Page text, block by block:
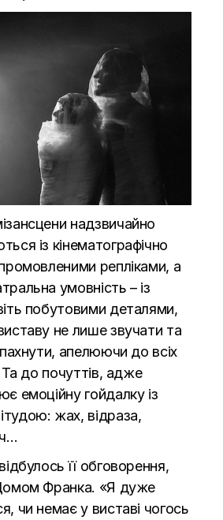
надзвичайно
із кінематографічно
репліками, а
умовність – із
побутовими деталями,
не лише звучати та
апелюючи до всіх
Та до почуттів, адже
емоційну гойдалку із
жах, відраза,
її обговорення,
Франка. «Я дуже
чи немає у виставі чогось